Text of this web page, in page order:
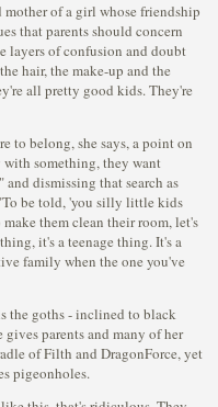
of a girl whose friendship
that parents should concern
layers of confusion and doubt
hair, the make-up and the
all pretty good kids. They're
to belong, she says, a point on
something, they want
dismissing that search as
be told, 'you silly little kids
them clean their room, let's
it's a teenage thing. It's a
family when the one you've
the goths - inclined to black
gives parents and many of her
of Filth and DragonForce, yet
pigeonholes.